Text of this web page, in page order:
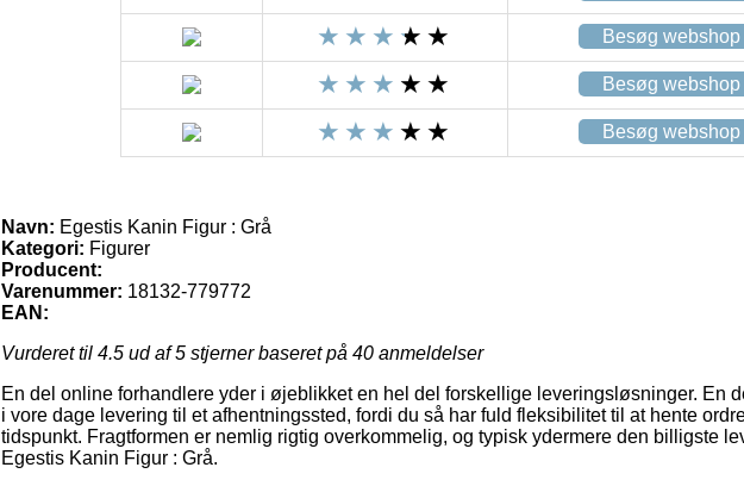
Besøg webshop
Besøg webshop
Besøg webshop
Navn: Egestis Kanin Figur : Grå
Kategori: Figurer
Producent:
Varenummer: 18132-779772
EAN:
Vurderet til 4.5 ud af 5 stjerner baseret på 40 anmeldelser
En del online forhandlere yder i øjeblikket en hel del forskellige leveringsløsninger. En
i vore dage levering til et afhentningssted, fordi du så har fuld fleksibilitet til at hente
tidspunkt. Fragtformen er nemlig rigtig overkommelig, og typisk ydermere den billigste
Egestis Kanin Figur : Grå.